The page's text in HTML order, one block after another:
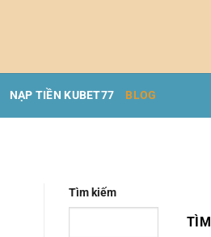
NẠP TIỀN KUBET77 BLOG
Tìm kiếm
TÌM